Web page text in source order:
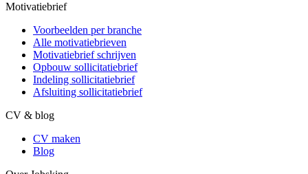
Motivatiebrief
Voorbeelden per branche
Alle motivatiebrieven
Motivatiebrief schrijven
Opbouw sollicitatiebrief
Indeling sollicitatiebrief
Afsluiting sollicitatiebrief
CV & blog
CV maken
Blog